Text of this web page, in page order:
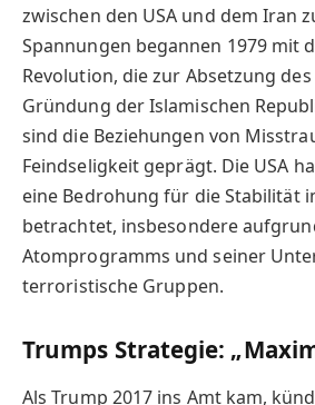
zwischen den USA und dem Iran
Spannungen begannen 1979 mit
Revolution, die zur Absetzung
Gründung der Islamischen
sind die Beziehungen von
Feindseligkeit geprägt. Die USA
eine Bedrohung für die Stabilität
betrachtet, insbesondere
Atomprogramms und seiner
terroristische Gruppen.
Trumps Strategie:
Als Trump 2017 ins Amt kam,